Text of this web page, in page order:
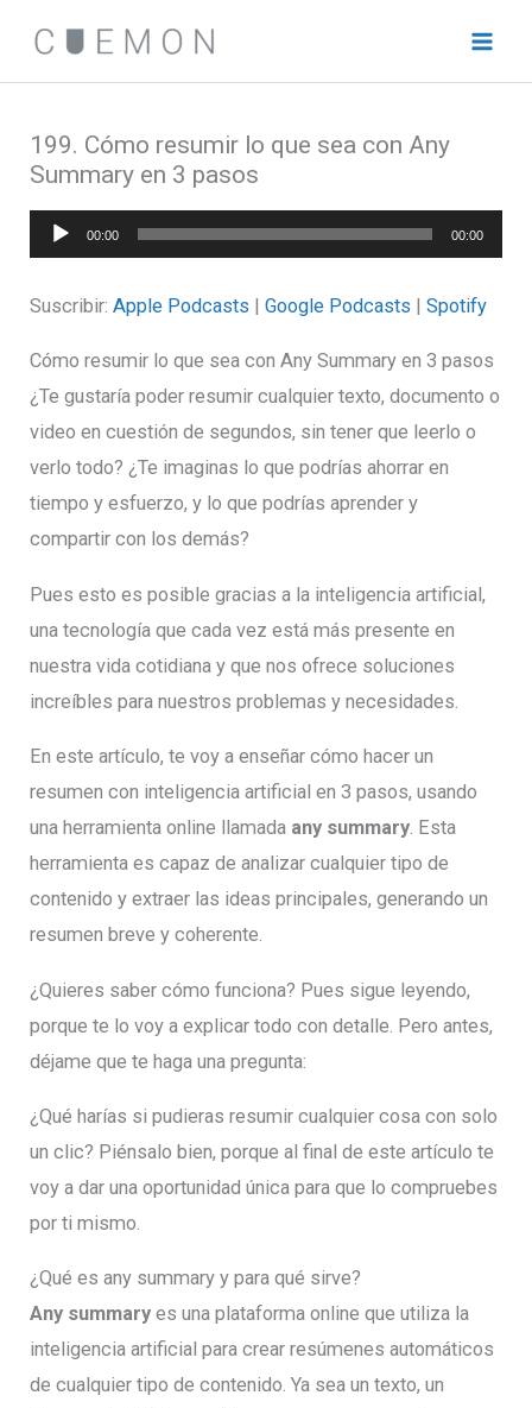
contenido
199. Cómo resumir lo que sea con Any
Summary en 3 pasos
Reproductor
de
audio
00:00 00:00
Suscribir:Apple Podcasts |Google Podcasts |Spotify
Cómo resumir lo que sea con Any Summary en 3 pasos
¿Te gustaría poder resumir cualquier texto, documento o
video en cuestión de segundos, sin tener que leerlo o
verlo todo? ¿Te imaginas lo que podrías ahorrar en
tiempo y esfuerzo, y lo que podrías aprender y
compartir con los demás?
Pues esto es posible gracias a la inteligencia artificial,
una tecnología que cada vez está más presente en
nuestra vida cotidiana y que nos ofrece soluciones
increíbles para nuestros problemas y necesidades.
En este artículo, te voy a enseñar cómo hacer un
resumen con inteligencia artificial en 3 pasos, usando
una herramienta online llamada any summary. Esta
herramienta es capaz de analizar cualquier tipo de
contenido y extraer las ideas principales, generando un
resumen breve y coherente.
¿Quieres saber cómo funciona? Pues sigue leyendo,
porque te lo voy a explicar todo con detalle. Pero antes,
déjame que te haga una pregunta:
¿Qué harías si pudieras resumir cualquier cosa con solo
un clic? Piénsalo bien, porque al final de este artículo te
voy a dar una oportunidad única para que lo compruebes
por ti mismo.
¿Qué es any summary y para qué sirve?
Any summary es una plataforma online que utiliza la
inteligencia artificial para crear resúmenes automáticos
de cualquier tipo de contenido. Ya sea un texto, un